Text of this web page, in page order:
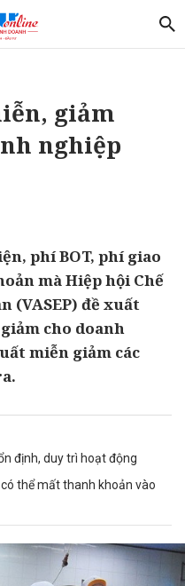
giảm
nghiệp
phí BOT, phí giao
mà Hiệp hội Chế
(VASEP) đề xuất
cho doanh
miễn giảm các
định, duy trì hoạt động
thể mất thanh khoản vào